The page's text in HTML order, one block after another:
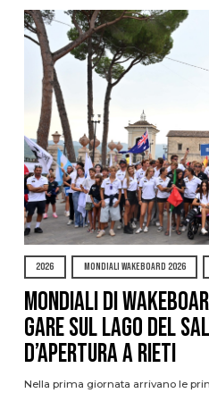
2026 MONDIALI WAKEBOARD 2026
Mondiali di
gare sul Lago del
d’apertura a Rieti
Nella prima giornata arrivano le